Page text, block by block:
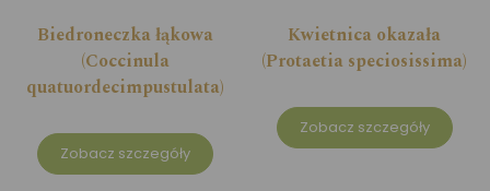
Biedroneczka łąkowa
(Coccinula
quatuordecimpustulata)
Zobacz szczegóły
Kwietnica okazała
(Protaetia speciosissima)
Zobacz szczegóły